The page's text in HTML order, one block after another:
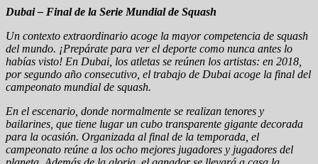
Dubai – Final de la Serie Mundial de Squash
Un contexto extraordinario acoge la mayor competencia de squash
del mundo. ¡Prepárate para ver el deporte como nunca antes lo
habías visto! En Dubai, los atletas se reúnen los artistas: en 2018,
por segundo año consecutivo, el trabajo de Dubai acoge la final del
campeonato mundial de squash.
En el escenario, donde normalmente se realizan tenores y
bailarines, que tiene lugar un cubo transparente gigante decorada
para la ocasión. Organizada al final de la temporada, el
campeonato reúne a los ocho mejores jugadores y jugadores del